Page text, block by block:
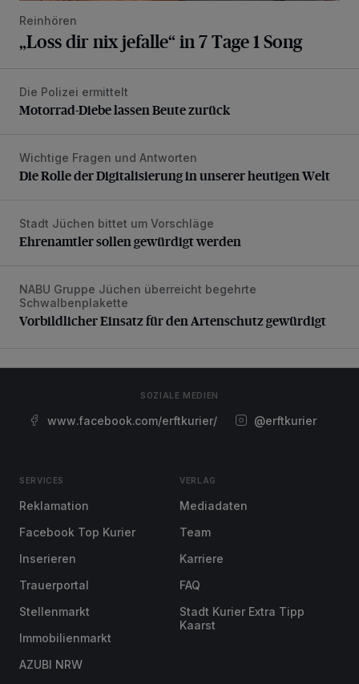
Reinhören
„Loss dir nix jefalle“ in 7 Tage 1 Song
Motorrad-Diebe lassen Beute zurück
Die Polizei ermittelt
Motorrad-Diebe lassen Beute zurück
Die Rolle der Digitalisierung in unserer heutigen Welt
Wichtige Fragen und Antworten
Die Rolle der Digitalisierung in unserer heutigen Welt
Ehrenamtler sollen gewürdigt werden
Stadt Jüchen bittet um Vorschläge
Ehrenamtler sollen gewürdigt werden
Vorbildlicher Einsatz für den Artenschutz gewürdigt
NABU Gruppe Jüchen überreicht begehrte
Schwalbenplakette
Vorbildlicher Einsatz für den Artenschutz gewürdigt
SOZIALE MEDIEN
www.facebook.com/erftkurier/ @erftkurier
SERVICES
Reklamation
Facebook Top Kurier
Inserieren
Trauerportal
Stellenmarkt
Immobilienmarkt
AZUBI NRW
VERLAG
Mediadaten
Team
Karriere
FAQ
Stadt Kurier Extra Tipp
Kaarst